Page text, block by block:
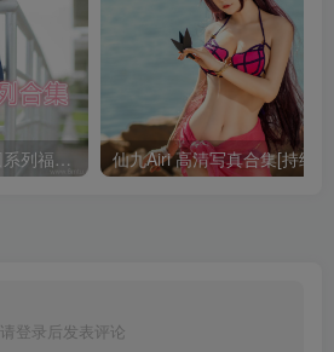
【森萝财团】森萝财团系列福利原版无水印合集下载[与本站内容同步更新] 仙九Airi 高清写真合集[持续
请登录后发表评论